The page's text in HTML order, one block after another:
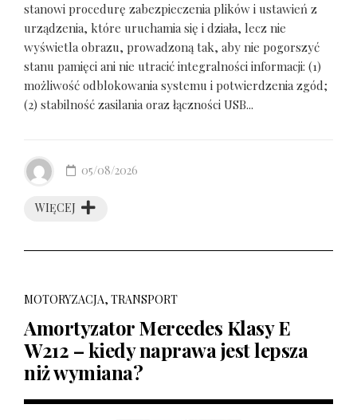
stanowi procedurę zabezpieczenia plików i ustawień z
urządzenia, które uruchamia się i działa, lecz nie
wyświetla obrazu, prowadzoną tak, aby nie pogorszyć
stanu pamięci ani nie utracić integralności informacji: (1)
możliwość odblokowania systemu i potwierdzenia zgód;
(2) stabilność zasilania oraz łączności USB...
WIĘCEJ
05/08/2026
MOTORYZACJA, TRANSPORT
Amortyzator Mercedes Klasy E
W212 – kiedy naprawa jest lepsza
niż wymiana?